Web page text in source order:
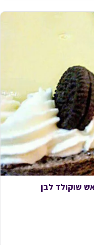
שוקולד לבן